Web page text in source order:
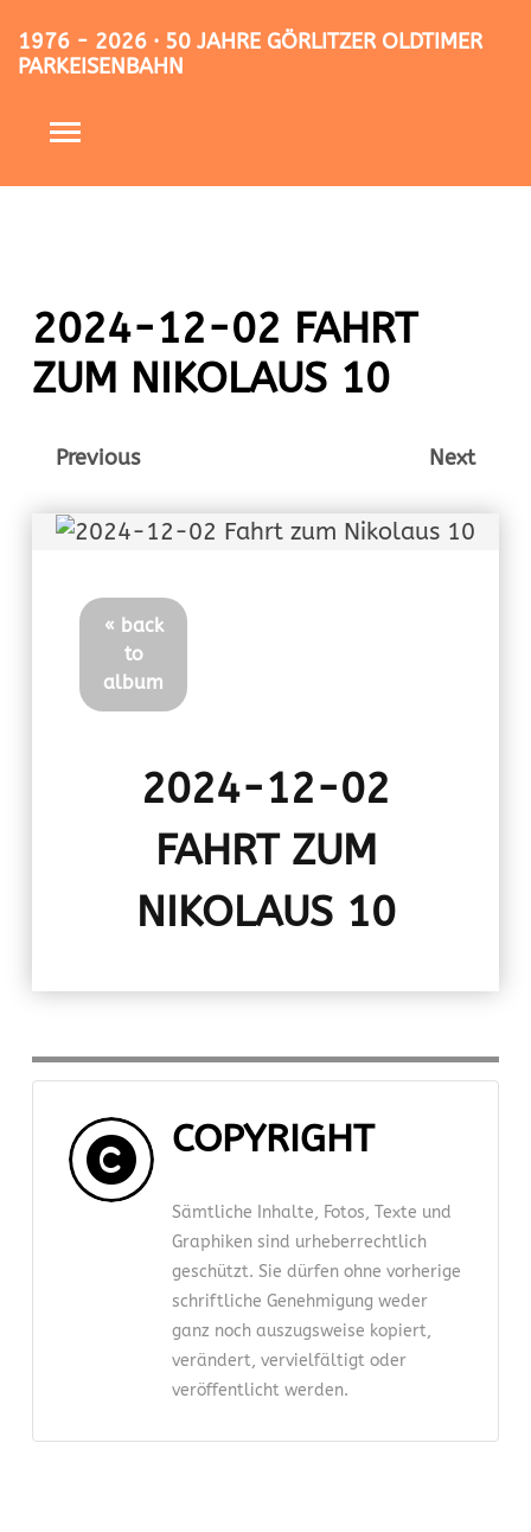
1976 - 2026 · 50 JAHRE GÖRLITZER OLDTIMER
PARKEISENBAHN
2024-12-02 FAHRT
ZUM NIKOLAUS 10
Previous Next
« back
to
album
2024-12-02
FAHRT ZUM
NIKOLAUS 10
COPYRIGHT
Sämtliche Inhalte, Fotos, Texte und
Graphiken sind urheberrechtlich
geschützt. Sie dürfen ohne vorherige
schriftliche Genehmigung weder
ganz noch auszugsweise kopiert,
verändert, vervielfältigt oder
veröffentlicht werden.